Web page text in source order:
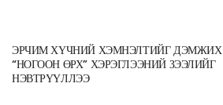
ЭРЧИМ ХҮЧНИЙ ХЭМНЭЛТИЙГ ДЭМЖИХ
“НОГООН ӨРХ” ХЭРЭГЛЭЭНИЙ ЗЭЭЛИЙГ
НЭВТРҮҮЛЛЭЭ